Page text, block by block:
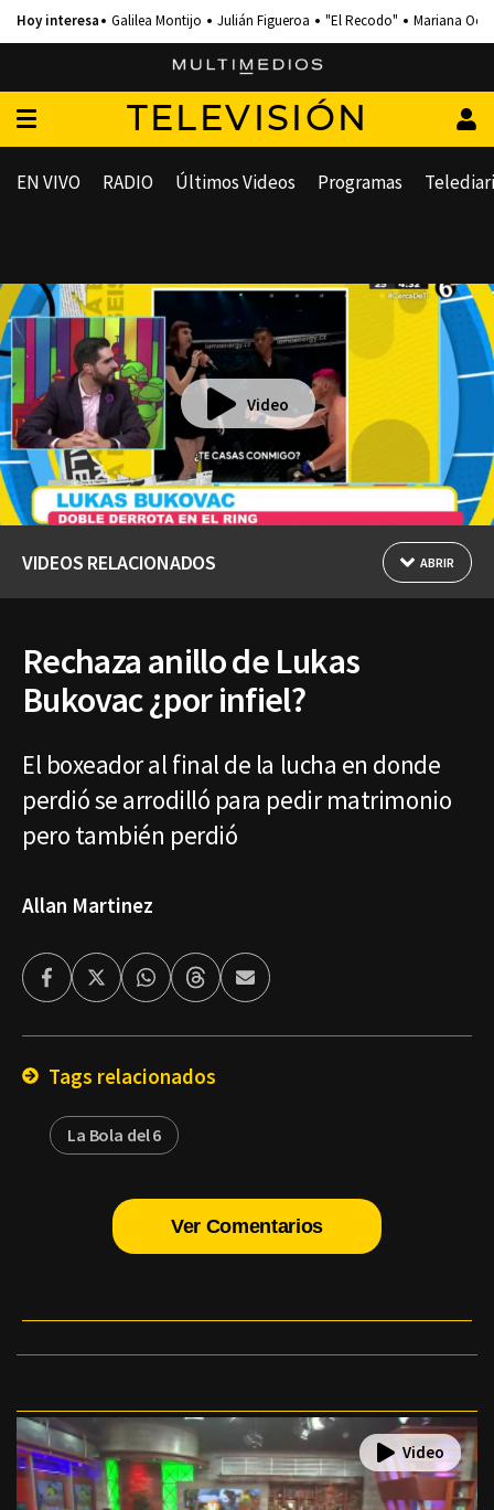
Galilea Montijo Julián Figueroa "El Recodo" Mariana
TELEVISIÓN
EN VIVO RADIO Últimos Videos Programas
Video
VIDEOS RELACIONADOS ABRIR
Rechaza anillo de Lukas
Bukovac ¿por infiel?
El boxeador al final de la lucha en donde
perdió se arrodilló para pedir matrimonio
pero también perdió
Allan Martinez
FacebookTwitterWhatsappThreadsEnviar
por
Tags relacionados
La Bola del 6
Ver Comentarios